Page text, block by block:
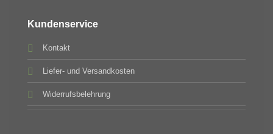
Kundenservice
Kontakt
Liefer- und Versandkosten
Widerrufsbelehrung